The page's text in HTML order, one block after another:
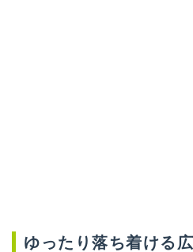
ゆったり落ち着ける広